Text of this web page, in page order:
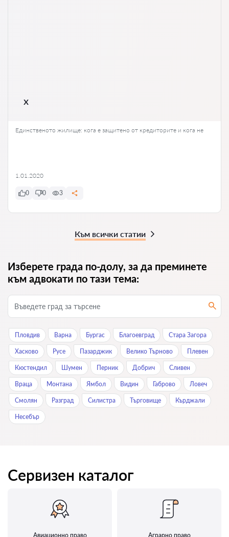
x
Единственото жилище: кога е защитено от кредиторите и кога не
1.01.2020
0 0 3
Към всички статии
Изберете града по-долу, за да преминете
към адвокати по тази тема:
Пловдив Варна Бургас Благоевград Стара Загора
Хасково Русе Пазарджик Велико Търново Плевен
Кюстендил Шумен Перник Добрич Сливен
Враца Монтана Ямбол Видин Габрово Ловеч
Смолян Разград Силистра Търговище Кърджали
Нeсeбър
Сервизен каталог
Авиационно право Аграрно право